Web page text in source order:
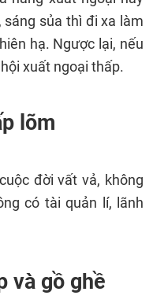
sáng sủa thì đi xa làm
hạ. Ngược lại, nếu
xuất ngoại thấp.
lõm
đời vất vả, không
có tài quản lí, lãnh
và gồ ghề